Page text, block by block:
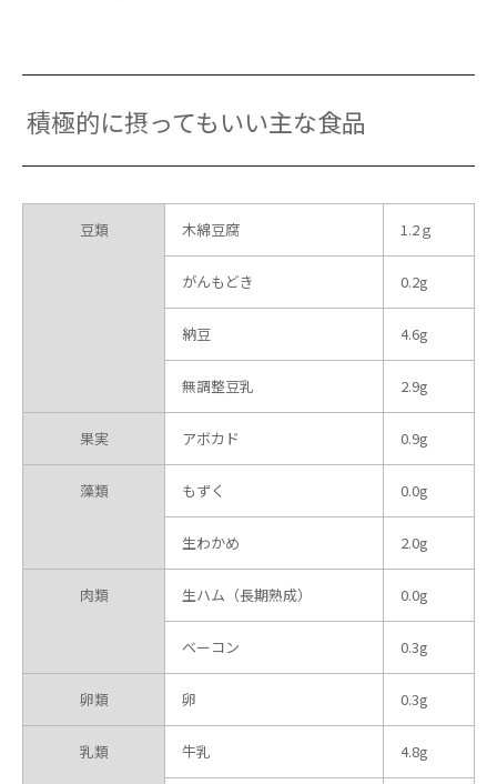
積極的に摂ってもいい主な食品
豆類 木綿豆腐 1.2ｇ
がんもどき 0.2g
納豆 4.6g
無調整豆乳 2.9g
果実 アボカド 0.9g
藻類 もずく 0.0g
生わかめ 2.0g
肉類 生ハム（長期熟成） 0.0g
ベーコン 0.3g
卵類 卵 0.3g
乳類 牛乳 4.8g